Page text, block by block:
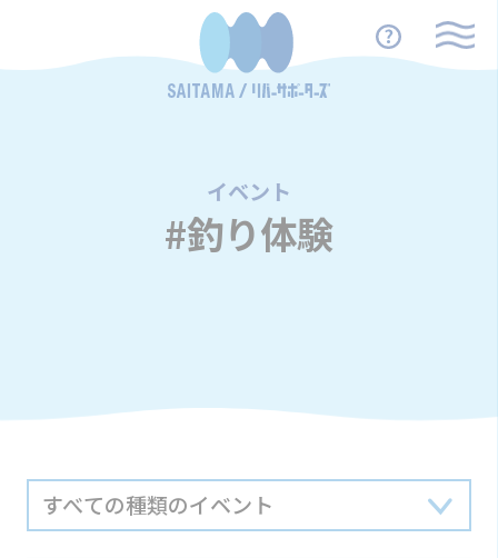
イベント
/
#釣り体験